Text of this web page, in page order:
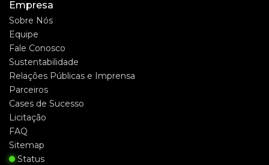
Empresa
Sobre Nós
Equipe
Fale Conosco
Sustentabilidade
Relações Públicas e Imprensa
Parceiros
Cases de Sucesso
Licitação
FAQ
Sitemap
Status